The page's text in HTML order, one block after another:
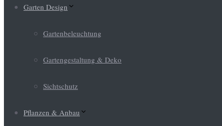
Garten Design
Gartenbeleuchtung
Gartengestaltung & Deko
Sichtschutz
Pflanzen & Anbau